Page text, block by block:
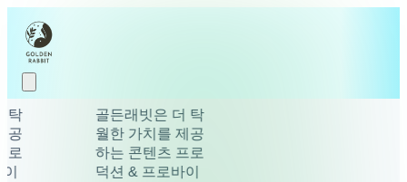
골든래빗은 더 탁
월한 가치를 제공
하는 콘텐츠 프로
덕션 & 프로바이